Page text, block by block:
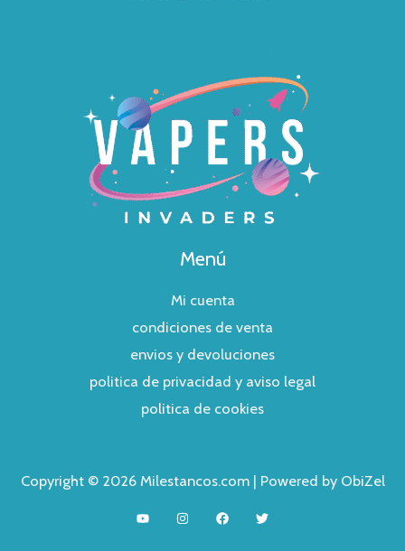
Menú
Mi cuenta
condiciones de venta
envios y devoluciones
politica de privacidad y aviso legal
politica de cookies
Copyright © 2026 Milestancos.com | Powered by ObiZel